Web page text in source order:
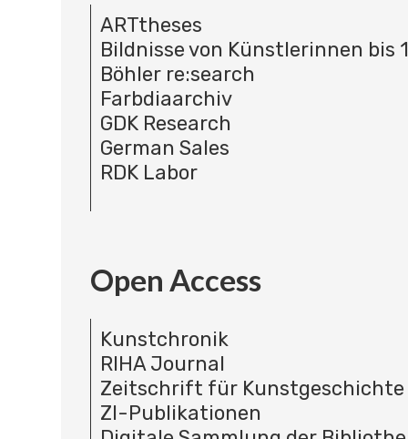
ARTtheses
Bildnisse von Künstlerinnen bis
Böhler re:search
Farbdiaarchiv
GDK Research
German Sales
RDK Labor
Open Access
Kunstchronik
RIHA Journal
Zeitschrift für Kunstgeschichte
ZI-Publikationen